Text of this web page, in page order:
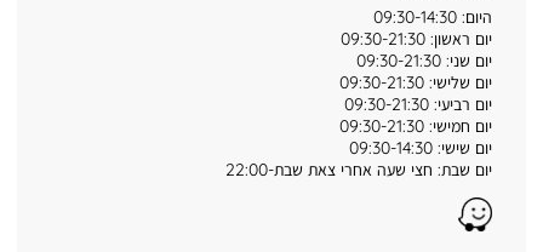
היום: 09:30-14:30
יום ראשון: 09:30-21:30
יום שני: 09:30-21:30
יום שלישי: 09:30-21:30
יום רביעי: 09:30-21:30
יום חמישי: 09:30-21:30
יום שישי: 09:30-14:30
יום שבת: חצי שעה אחרי צאת שבת-22:00
Waze